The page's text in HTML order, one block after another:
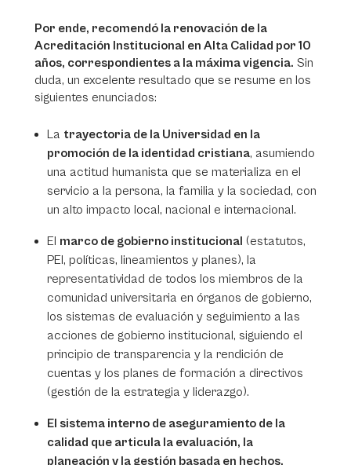
Por ende, recomendó la renovación de la
Acreditación Institucional en Alta Calidad por 10
años, correspondientes a la máxima vigencia. Sin
duda, un excelente resultado que se resume en los
siguientes enunciados:
La trayectoria de la Universidad en la
promoción de la identidad cristiana, asumiendo
una actitud humanista que se materializa en el
servicio a la persona, la familia y la sociedad, con
un alto impacto local, nacional e internacional.
El marco de gobierno institucional (estatutos,
PEI, políticas, lineamientos y planes), la
representatividad de todos los miembros de la
comunidad universitaria en órganos de gobierno,
los sistemas de evaluación y seguimiento a las
acciones de gobierno institucional, siguiendo el
principio de transparencia y la rendición de
cuentas y los planes de formación a directivos
(gestión de la estrategia y liderazgo).
El sistema interno de aseguramiento de la
calidad que articula la evaluación, la
planeación y la gestión basada en hechos,